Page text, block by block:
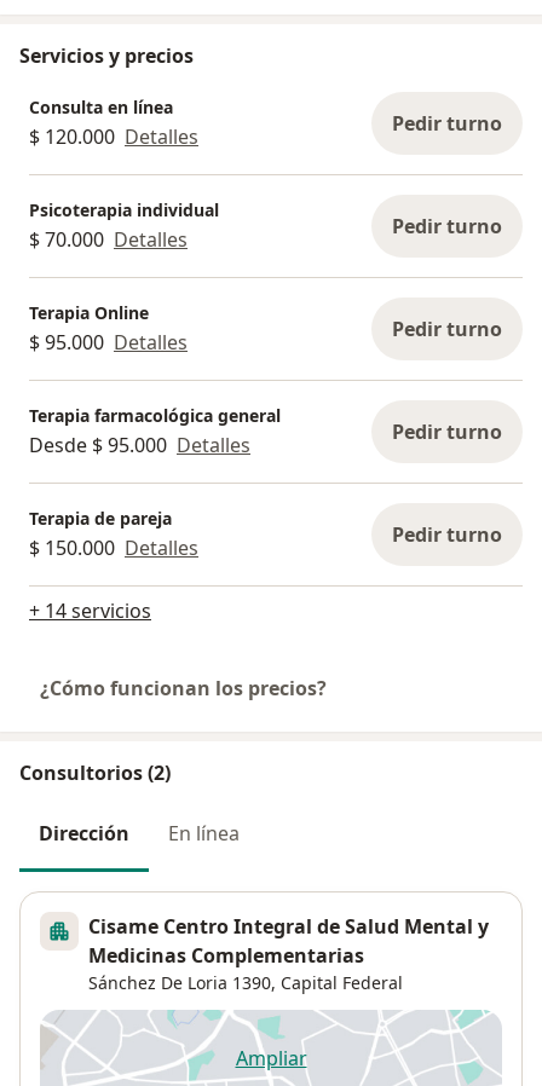
Servicios y precios
Consulta en línea
$ 120.000 Detalles Pedir turno
Psicoterapia individual
$ 70.000 Detalles Pedir turno
Terapia Online
$ 95.000 Detalles Pedir turno
Terapia farmacológica general
Desde $ 95.000 Detalles Pedir turno
Terapia de pareja
$ 150.000 Detalles Pedir turno
+ 14 servicios
¿Cómo funcionan los precios?
Consultorios (2)
Dirección En línea
Cisame Centro Integral de Salud Mental y
Medicinas Complementarias
Sánchez De Loria 1390, Capital Federal
Ampliarse abre en una nueva